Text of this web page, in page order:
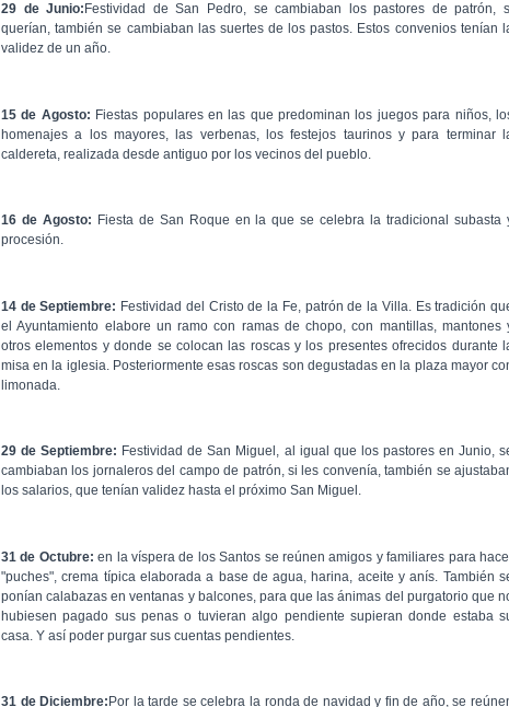
29 de Junio: Festividad de San Pedro, se cambiaban los pastores de patrón,
querían, también se cambiaban las suertes de los pastos. Estos convenios tenían
validez de un año.
15 de Agosto: Fiestas populares en las que predominan los juegos para niños,
homenajes a los mayores, las verbenas, los festejos taurinos y para terminar
caldereta, realizada desde antiguo por los vecinos del pueblo.
16 de Agosto: Fiesta de San Roque en la que se celebra la tradicional subasta
procesión.
14 de Septiembre: Festividad del Cristo de la Fe, patrón de la Villa. Es tradición
el Ayuntamiento elabore un ramo con ramas de chopo, con mantillas, mantones
otros elementos y donde se colocan las roscas y los presentes ofrecidos durante
misa en la iglesia. Posteriormente esas roscas son degustadas en la plaza mayor
limonada.
29 de Septiembre: Festividad de San Miguel, al igual que los pastores en Junio,
cambiaban los jornaleros del campo de patrón, si les convenía, también se
los salarios, que tenían validez hasta el próximo San Miguel.
31 de Octubre:en la víspera de los Santos se reúnen amigos y familiares para
"puches", crema típica elaborada a base de agua, harina, aceite y anís. También
ponían calabazas en ventanas y balcones, para que las ánimas del purgatorio que
hubiesen pagado sus penas o tuvieran algo pendiente supieran donde estaba
casa. Y así poder purgar sus cuentas pendientes.
31 de Diciembre: Por la tarde se celebra la ronda de navidad y fin de año, se